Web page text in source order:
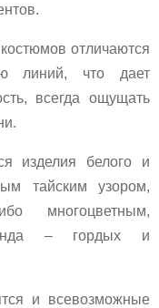
отличаются
линий, что дает
всегда ощущать
изделия белого и
тайским узором,
многоцветным,
– гордых и
и всевозможные